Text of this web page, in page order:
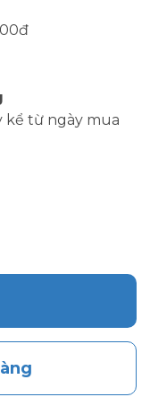
kể từ ngày mua